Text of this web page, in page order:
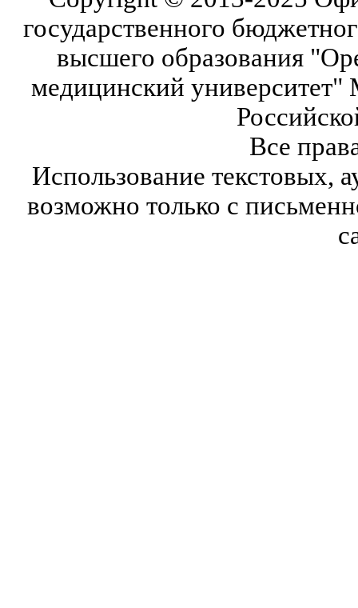
государственного
высшего образования
медицинский университет"
Все
Использование текстовых,
возможно только с